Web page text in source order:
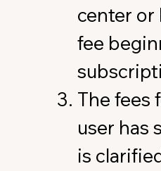
center or
fee
The fees
user has
is